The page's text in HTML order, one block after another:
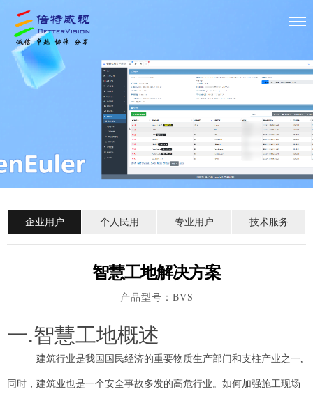
企业用户 个人民用 专业用户 技术服务
智慧工地解决方案
产品型号：BVS
一.智慧工地概述
建筑行业是我国国民经济的重要物质生产部门和支柱产业之一,
同时，建筑业也是一个安全事故多发的高危行业。如何加强施工现场